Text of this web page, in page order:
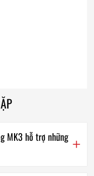
MK3 hỗ trợ những